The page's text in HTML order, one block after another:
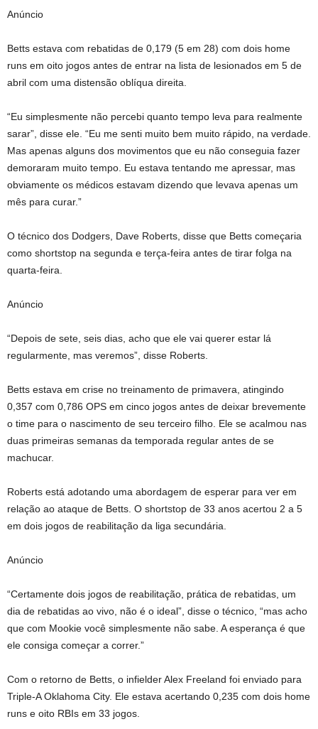
Anúncio
Betts estava com rebatidas de 0,179 (5 em 28) com dois home
runs em oito jogos antes de entrar na lista de lesionados em 5 de
abril com uma distensão oblíqua direita.
“Eu simplesmente não percebi quanto tempo leva para realmente
sarar”, disse ele. “Eu me senti muito bem muito rápido, na verdade.
Mas apenas alguns dos movimentos que eu não conseguia fazer
demoraram muito tempo. Eu estava tentando me apressar, mas
obviamente os médicos estavam dizendo que levava apenas um
mês para curar.”
O técnico dos Dodgers, Dave Roberts, disse que Betts começaria
como shortstop na segunda e terça-feira antes de tirar folga na
quarta-feira.
Anúncio
“Depois de sete, seis dias, acho que ele vai querer estar lá
regularmente, mas veremos”, disse Roberts.
Betts estava em crise no treinamento de primavera, atingindo
0,357 com 0,786 OPS em cinco jogos antes de deixar brevemente
o time para o nascimento de seu terceiro filho. Ele se acalmou nas
duas primeiras semanas da temporada regular antes de se
machucar.
Roberts está adotando uma abordagem de esperar para ver em
relação ao ataque de Betts. O shortstop de 33 anos acertou 2 a 5
em dois jogos de reabilitação da liga secundária.
Anúncio
“Certamente dois jogos de reabilitação, prática de rebatidas, um
dia de rebatidas ao vivo, não é o ideal”, disse o técnico, “mas acho
que com Mookie você simplesmente não sabe. A esperança é que
ele consiga começar a correr.”
Com o retorno de Betts, o infielder Alex Freeland foi enviado para
Triple-A Oklahoma City. Ele estava acertando 0,235 com dois home
runs e oito RBIs em 33 jogos.